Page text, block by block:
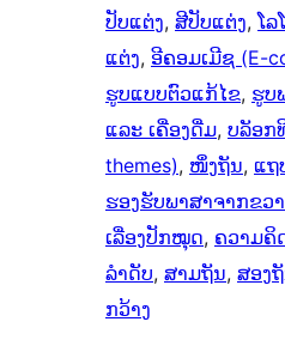
ປັບແຕ່ງ, ສີປັບແຕ່ງ, ໂລ
ແຕ່ງ, ອີຄອມເມີຊ (E-
ຮູບແບບຕົວແກ້ໄຂ, ຮູບ
ແລະ ເຄື່ອງດື່ມ, ບລັອກ
themes), ໜຶ່ງຖັນ, ແຖ
ຮອງຮັບພາສາຈາກຂວ
ເລື່ອງປັກໝຸດ, ຄວາມຄິ
ລຳດັບ, ສາມຖັນ, ສອງ
ກວ້າງ